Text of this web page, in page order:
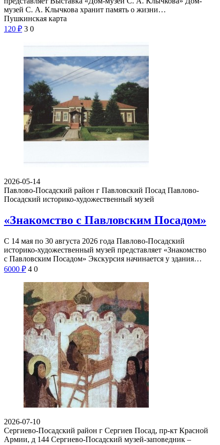
музей С. А. Клычкова хранит память о жизни…
Пушкинская карта
120 ₽ 3 0
2026-05-14
Павлово-Посадский район г Павловский Посад Павлово-
Посадский историко-художественный музей
«Знакомство с Павловским Посадом»
С 14 мая по 30 августа 2026 года Павлово-Посадский
историко-художественный музей представляет «Знакомство
с Павловским Посадом» Экскурсия начинается у здания…
6000 ₽ 4 0
2026-07-10
Сергиево-Посадский район г Сергиев Посад, пр-кт Красной
Армии, д 144 Сергиево-Посадский музей-заповедник –